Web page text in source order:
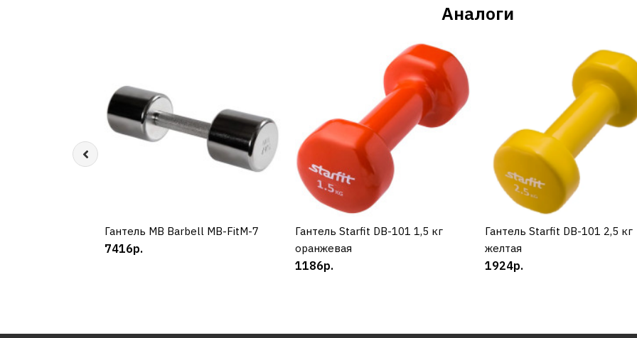
Аналоги
КУПИТЬ
Гантель MB Barbell MB-FitM-7
7416р.
КУПИТЬ
Гантель Starfit DB-101 1,5 кг
оранжевая
1186р.
КУПИТЬ
Гантель Starfit DB-101 2,5 кг
желтая
1924р.